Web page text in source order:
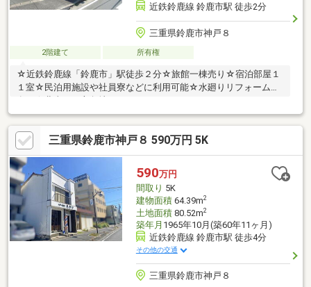
近鉄鈴鹿線 鈴鹿市駅 徒歩2分
三重県鈴鹿市神戸８
2階建て 所有権
☆近鉄鈴鹿線「鈴鹿市」駅徒歩２分☆旅館一棟売り☆宿泊部屋１
１室☆民泊用施設や社員寮などに利用可能☆水廻りリフォーム歴
有り☆北東西三方角地
三重県鈴鹿市神戸８ 590万円 5K
590万円
間取り 5K
建物面積64.39m2
土地面積80.52m2
築年月 1965年10月(築60年11ヶ月)
近鉄鈴鹿線 鈴鹿市駅 徒歩4分
その他の交通
三重県鈴鹿市神戸８